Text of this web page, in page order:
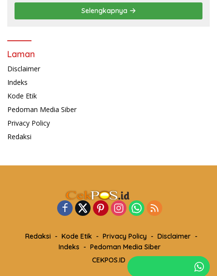
Selengkapnya
Laman
Disclaimer
Indeks
Kode Etik
Pedoman Media Siber
Privacy Policy
Redaksi
Redaksi Kode Etik Privacy Policy
Disclaimer
Indeks
Pedoman Media Siber
CEKPOS.ID